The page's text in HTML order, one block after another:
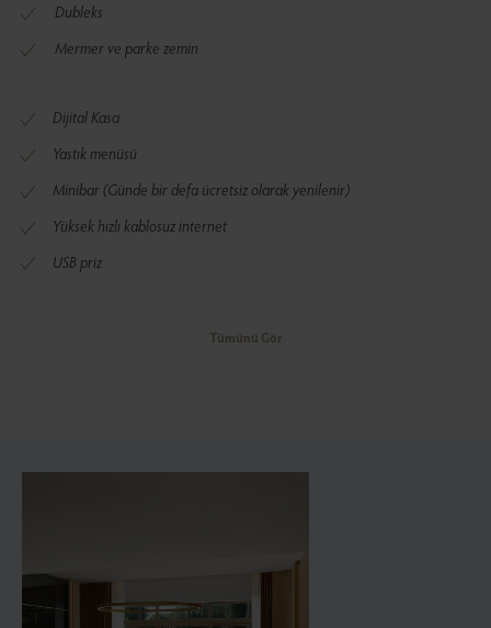
Dubleks
Mermer ve parke zemin
Dijital Kasa
Yastık menüsü
Minibar (Günde bir defa ücretsiz olarak yenilenir)
Yüksek hızlı kablosuz internet
USB priz
Tümünü Gör